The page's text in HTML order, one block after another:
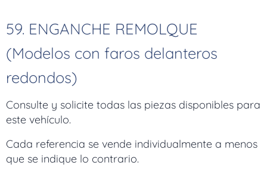
59. ENGANCHE REMOLQUE
(Modelos con faros delanteros
redondos)
Consulte y solicite todas las piezas disponibles para
este vehículo.
Cada referencia se vende individualmente a menos
que se indique lo contrario.